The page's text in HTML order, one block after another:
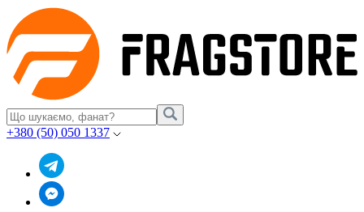
+380 (50) 050 1337